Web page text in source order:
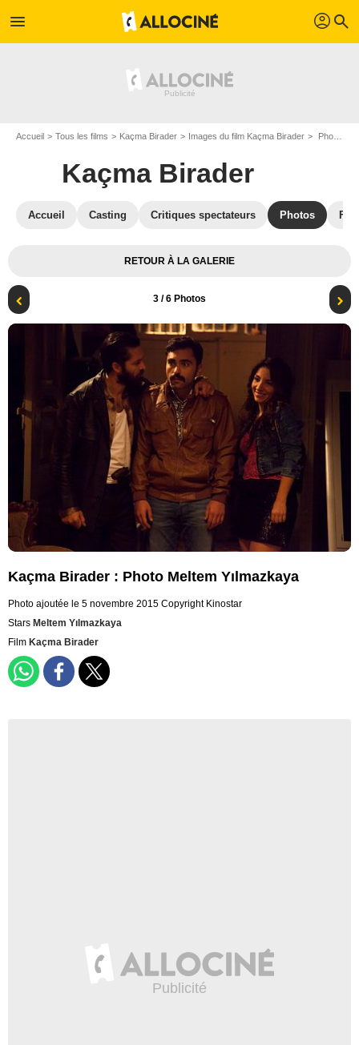
menu profil search
Accueil Tous les films Kaçma Birader Images du film Kaçma Birader Photo du film Kaçma Birader - Photo 3
Kaçma Birader
Accueil Casting Critiques spectateurs Photos
RETOUR À LA GALERIE
3 / 6 Photos
Kaçma Birader : Photo Meltem Yılmazkaya
Photo ajoutée le 5 novembre 2015 Copyright Kinostar
Stars Meltem Yılmazkaya
Film Kaçma Birader